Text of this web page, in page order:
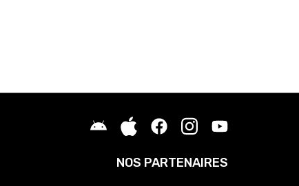
NOS PARTENAIRES